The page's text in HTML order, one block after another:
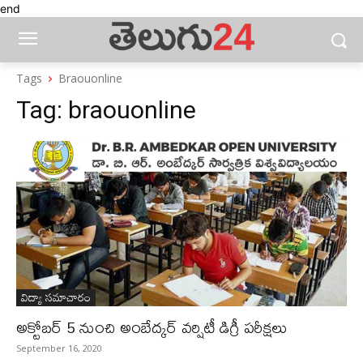
end
Tags Braouonline
Tag: braouonline
విద్యా సమాచారం
అక్టోబర్ 5 నుంచి అంబేద్కర్ వర్షిటీ డిగ్రీ పరీక్షలు
September 16, 2020